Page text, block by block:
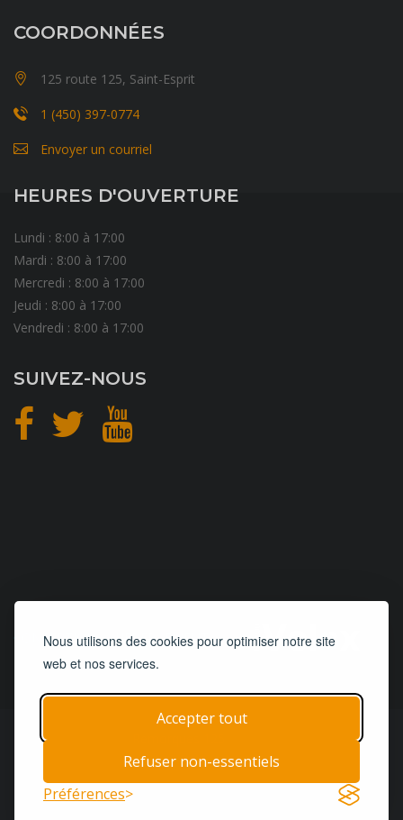
Nous utilisons des cookies pour optimiser notre site
web et nos services.
Accepter tout
Refuser non-essentiels
Préférences
COORDONNÉES
125 route 125, Saint-Esprit
1 (450) 397-0774
Envoyer un courriel
HEURES D'OUVERTURE
Lundi : 8:00 à 17:00
Mardi : 8:00 à 17:00
Mercredi : 8:00 à 17:00
Jeudi : 8:00 à 17:00
Vendredi : 8:00 à 17:00
SUIVEZ-NOUS
CONCEPTIONetHÉBERGEMENT
© 2019 - 2026 | Tous droits réservés
Accueil Remorques
Pièces & Services